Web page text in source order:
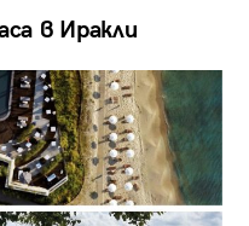
в Иракли